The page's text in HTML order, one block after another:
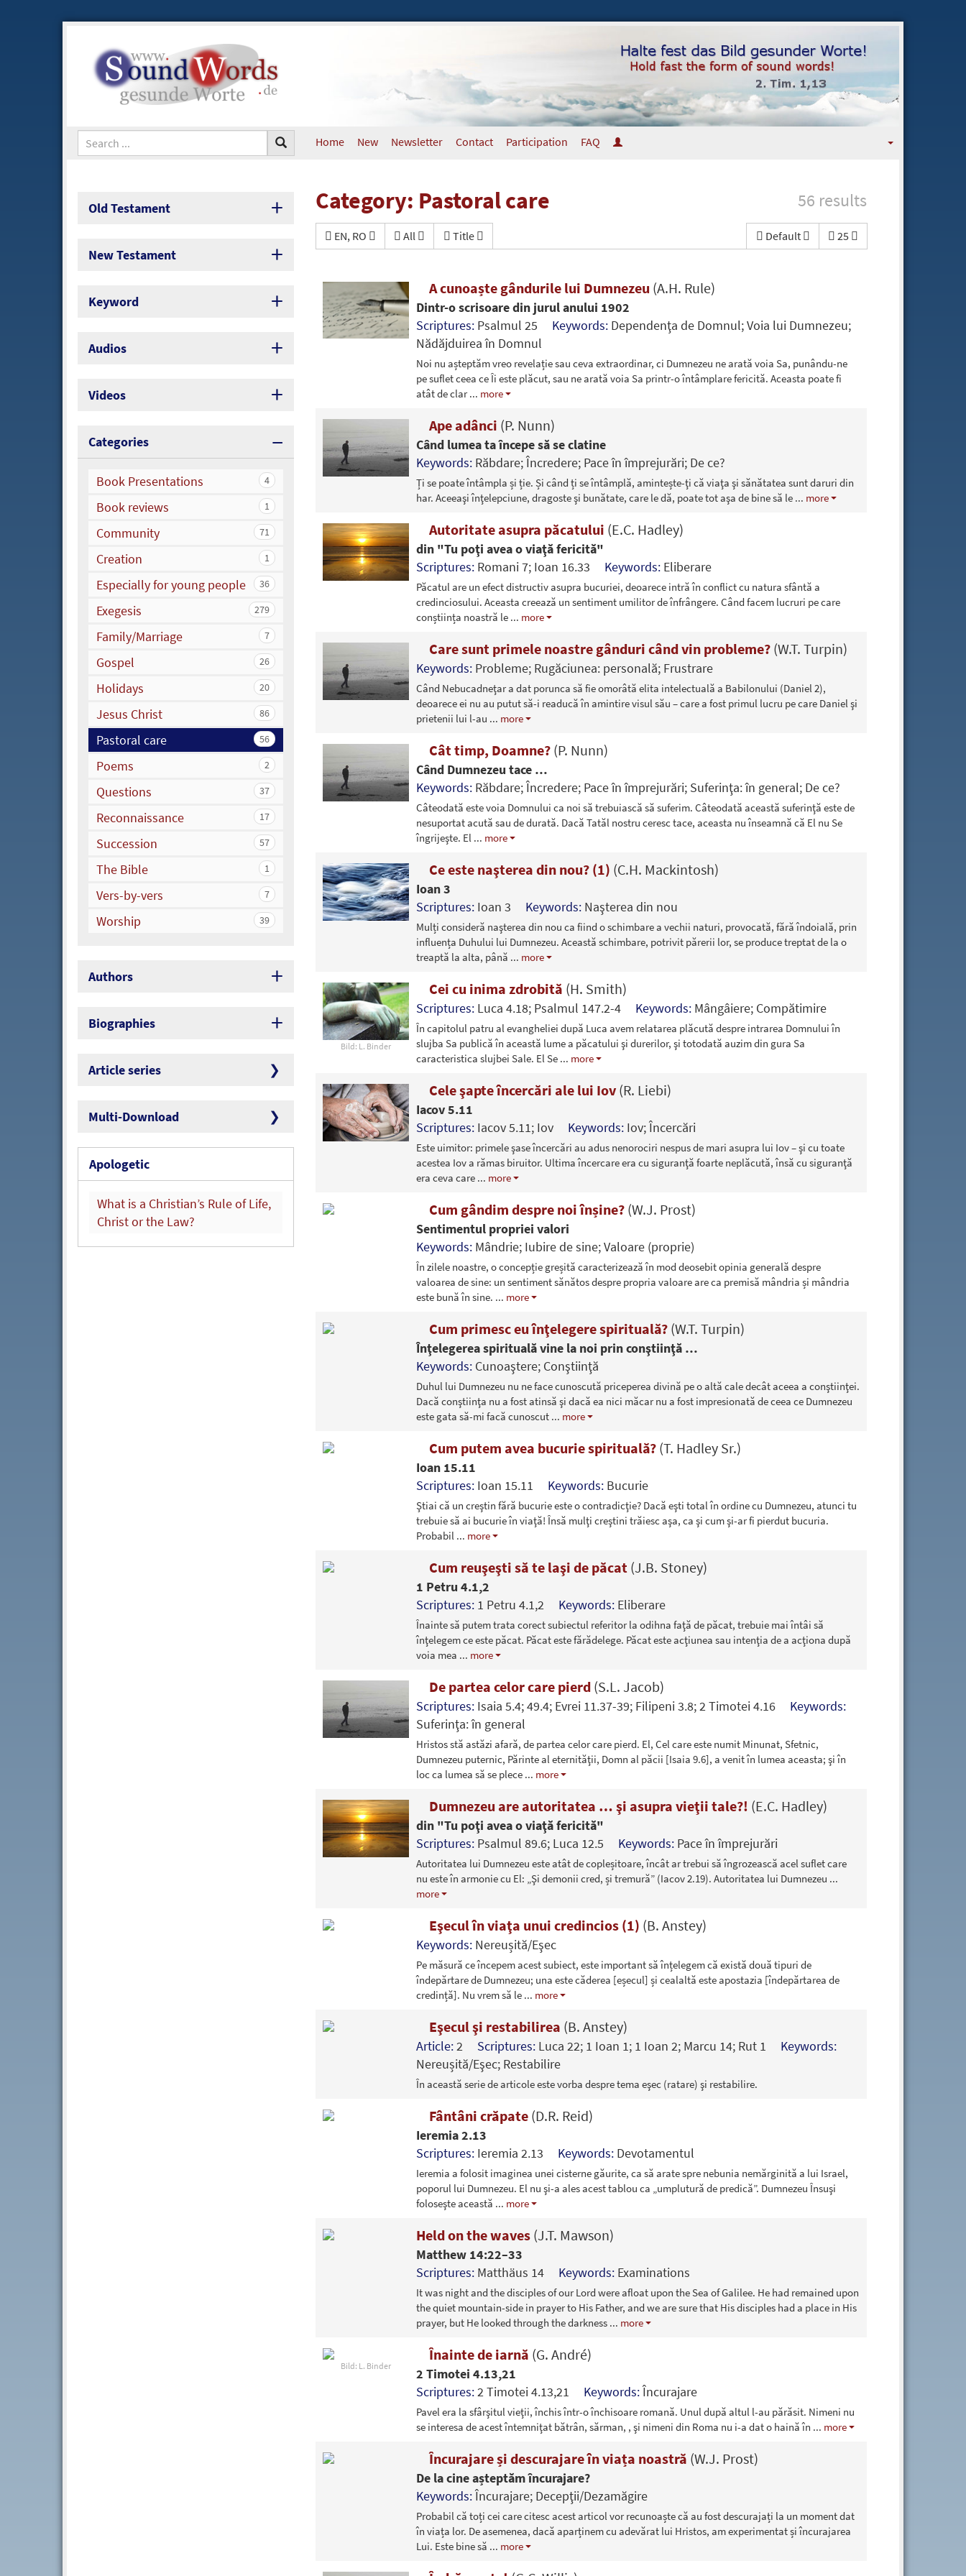
Home New Newsletter Contact Participation FAQ
Old Testament
New Testament
Keyword
Audios
Videos
Categories
4
Book Presentations
1
Book reviews
71
Community
1
Creation
36
Especially for young people
279
Exegesis
7
Family/Marriage
26
Gospel
20
Holidays
86
Jesus Christ
56
Pastoral care
2
Poems
37
Questions
17
Reconnaissance
57
Succession
1
The Bible
7
Vers-by-vers
39
Worship
Authors
Biographies
Article series
Multi-Download
Apologetic
What is a Christian’s Rule of Life,
Christ or the Law?
56 results
Category: Pastoral care
EN, RO All Title Default 25
A cunoaște gândurile lui Dumnezeu (A.H. Rule)
Dintr-o scrisoare din jurul anului 1902
Scriptures: Psalmul 25 Keywords: Dependenţa de Domnul; Voia lui Dumnezeu;
Nădăjduirea în Domnul
Noi nu așteptăm vreo revelație sau ceva extraordinar, ci Dumnezeu ne arată voia Sa, punându-ne
pe suflet ceea ce Îi este plăcut, sau ne arată voia Sa printr-o întâmplare fericită. Aceasta poate fi
atât de clar... more
Ape adânci (P. Nunn)
Când lumea ta începe să se clatine
Keywords: Răbdare; Încredere; Pace în împrejurări; De ce?
Ți se poate întâmpla și ție. Și când ți se întâmplă, amintește-ţi că viaţa şi sănătatea sunt daruri din
har. Aceeaşi înţelepciune, dragoste şi bunătate, care le dă, poate tot aşa de bine să le ... more
Autoritate asupra păcatului (E.C. Hadley)
din "Tu poţi avea o viaţă fericită"
Scriptures: Romani 7; Ioan 16.33 Keywords: Eliberare
Păcatul are un efect distructiv asupra bucuriei, deoarece intră în conflict cu natura sfântă a
credinciosului. Aceasta creează un sentiment umilitor de înfrângere. Când facem lucruri pe care
conștiința noastră le ... more
Care sunt primele noastre gânduri când vin probleme? (W.T. Turpin)
Keywords: Probleme; Rugăciunea: personală; Frustrare
Când Nebucadneţar a dat porunca să fie omorâtă elita intelectuală a Babilonului (Daniel 2),
deoarece ei nu au putut să-i readucă în amintire visul său – care a fost primul lucru pe care Daniel şi
prietenii lui l-au ... more
Cât timp, Doamne? (P. Nunn)
Când Dumnezeu tace …
Keywords: Răbdare; Încredere; Pace în împrejurări; Suferinţa: în general; De ce?
Câteodată este voia Domnului ca noi să trebuiască să suferim. Câteodată această suferinţă este de
nesuportat acută sau de durată. Dacă Tatăl nostru ceresc tace, aceasta nu înseamnă că El nu Se
îngrijeşte. El ... more
Ce este naşterea din nou? (1) (C.H. Mackintosh)
Ioan 3
Scriptures: Ioan 3 Keywords: Naşterea din nou
Mulți consideră naşterea din nou ca fiind o schimbare a vechii naturi, provocată, fără îndoială, prin
influența Duhului lui Dumnezeu. Această schimbare, potrivit părerii lor, se produce treptat de la o
treaptă la alta, până ... more
Bild: L. Binder
Cei cu inima zdrobită (H. Smith)
Scriptures: Luca 4.18; Psalmul 147.2-4 Keywords: Mângâiere; Compătimire
În capitolul patru al evangheliei după Luca avem relatarea plăcută despre intrarea Domnului în
slujba Sa publică în această lume a păcatului şi durerilor, şi totodată auzim din gura Sa
caracteristica slujbei Sale. El Se ... more
Cele şapte încercări ale lui Iov (R. Liebi)
Iacov 5.11
Scriptures: Iacov 5.11; Iov Keywords: Iov; Încercări
Este uimitor: primele şase încercări au adus nenorociri nespus de mari asupra lui Iov – şi cu toate
acestea Iov a rămas biruitor. Ultima încercare era cu siguranţă foarte neplăcută, însă cu siguranţă
era ceva care ... more
Cum gândim despre noi înșine? (W.J. Prost)
Sentimentul propriei valori
Keywords: Mândrie; Iubire de sine; Valoare (proprie)
În zilele noastre, o concepție greșită caracterizează în mod deosebit opinia generală despre
valoarea de sine: un sentiment sănătos despre propria valoare are ca premisă mândria și mândria
este bună în sine. ... more
Cum primesc eu înţelegere spirituală? (W.T. Turpin)
Înţelegerea spirituală vine la noi prin conştiinţă …
Keywords: Cunoaştere; Conştiinţă
Duhul lui Dumnezeu nu ne face cunoscută priceperea divină pe o altă cale decât aceea a conştiinţei.
Dacă conştiinţa nu a fost atinsă şi dacă ea nici măcar nu a fost impresionată de ceea ce Dumnezeu
este gata să-mi facă cunoscut ... more
Cum putem avea bucurie spirituală? (T. Hadley Sr.)
Ioan 15.11
Scriptures: Ioan 15.11 Keywords: Bucurie
Ştiai că un creştin fără bucurie este o contradicţie? Dacă eşti total în ordine cu Dumnezeu, atunci tu
trebuie să ai bucurie în viaţă! Însă mulţi creştini trăiesc aşa, ca şi cum şi-ar fi pierdut bucuria.
Probabil ... more
Cum reuşeşti să te laşi de păcat (J.B. Stoney)
1 Petru 4.1,2
Scriptures: 1 Petru 4.1,2 Keywords: Eliberare
Înainte să putem trata corect subiectul referitor la odihna faţă de păcat, trebuie mai întâi să
înţelegem ce este păcat. Păcat este fărădelege. Păcat este acţiunea sau intenţia de a acţiona după
voia mea ... more
De partea celor care pierd (S.L. Jacob)
Scriptures: Isaia 5.4; 49.4; Evrei 11.37-39; Filipeni 3.8; 2 Timotei 4.16 Keywords:
Suferinţa: în general
Hristos stă astăzi afară, de partea celor care pierd. El, Cel care este numit Minunat, Sfetnic,
Dumnezeu puternic, Părinte al eternităţii, Domn al păcii [Isaia 9.6], a venit în lumea aceasta; şi în
loc ca lumea să se plece ... more
Dumnezeu are autoritatea … şi asupra vieţii tale?! (E.C. Hadley)
din "Tu poţi avea o viaţă fericită"
Scriptures: Psalmul 89.6; Luca 12.5 Keywords: Pace în împrejurări
Autoritatea lui Dumnezeu este atât de copleșitoare, încât ar trebui să îngrozească acel suflet care
nu este în armonie cu El: „Şi demonii cred, și tremură” (Iacov 2.19). Autoritatea lui Dumnezeu ...
more
Eşecul în viaţa unui credincios (1) (B. Anstey)
Keywords: Nereușită/Eşec
Pe măsură ce începem acest subiect, este important să înțelegem că există două tipuri de
îndepărtare de Dumnezeu; una este căderea [eșecul] și cealaltă este apostazia [îndepărtarea de
credință]. Nu vrem să le ... more
Eşecul şi restabilirea (B. Anstey)
Article:2 Scriptures: Luca 22; 1 Ioan 1; 1 Ioan 2; Marcu 14; Rut 1 Keywords:
Nereușită/Eşec; Restabilire
În această serie de articole este vorba despre tema eşec (ratare) şi restabilire.
Fântâni crăpate (D.R. Reid)
Ieremia 2.13
Scriptures: Ieremia 2.13 Keywords: Devotamentul
Ieremia a folosit imaginea unei cisterne găurite, ca să arate spre nebunia nemărginită a lui Israel,
poporul lui Dumnezeu. El nu şi-a ales acest tablou ca „umplutură de predică”. Dumnezeu Însuşi
foloseşte această ... more
Held on the waves (J.T. Mawson)
Matthew 14:22–33
Scriptures: Matthäus 14 Keywords: Examinations
It was night and the disciples of our Lord were afloat upon the Sea of Galilee. He had remained upon
the quiet mountain-side in prayer to His Father, and we are sure that His disciples had a place in His
prayer, but He looked through the darkness ... more
Bild: L. Binder
Înainte de iarnă (G. André)
2 Timotei 4.13,21
Scriptures:2 Timotei 4.13,21 Keywords:Încurajare
Pavel era la sfârşitul vieţii, închis într-o închisoare romană. Unul după altul l-au părăsit. Nimeni nu
se interesa de acest întemniţat bătrân, sărman, , şi nimeni din Roma nu i-a dat o haină în ... more
Încurajare și descurajare în viața noastră (W.J. Prost)
De la cine așteptăm încurajare?
Keywords:Încurajare; Decepţii/Dezamăgire
Probabil că toți cei care citesc acest articol vor recunoaște că au fost descurajați la un moment dat
în viața lor. De asemenea, dacă aparținem cu adevărat lui Hristos, am experimentat și încurajarea
Lui. Este bine să ... more